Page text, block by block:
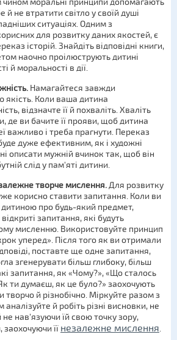
й не втратити світло у своїй душі
ситуаціях. Одним з
для розвитку даних якостей, є
історій. Знайдіть відповідні книги,
наочно проілюструють дитині
й моральності в дії.
Намагайтеся завжди
якість. Коли ваша дитина
відзначте її й похваліть. Хваліть
де ви бачите її прояви, щоб дитина
важливо і треба прагнути. Переказ
дуже ефективним, як і художні
описати мужній вчинок так, щоб він
слід у пам'яті дитини.
творче мислення.Для розвитку
корисно ставити запитання. Коли ви
про будь-який предмет,
запитання, які будуть
мисленню. Використовуйте принцип
уперед». Після того як ви отримали
поставте ще одне запитання,
згенерувати більш глибоку, більш
запитання, як «Чому?», «Що сталось
ти думаєш, як це було?» заохочують
творчо й різнобічно. Міркуйте разом з
й робіть різні висновки, не
нав'язуючи їй свою точку зору,
її незалежне мислення.